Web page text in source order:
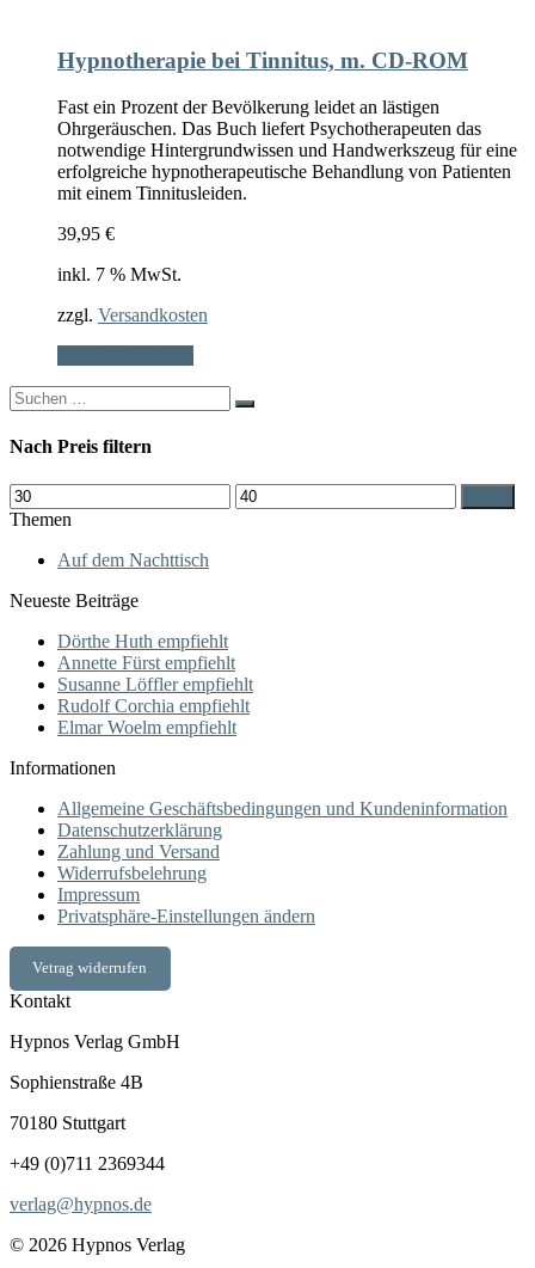
Hypnotherapie bei Tinnitus, m. CD-ROM
Fast ein Prozent der Bevölkerung leidet an lästigen
Ohrgeräuschen. Das Buch liefert Psychotherapeuten das
notwendige Hintergrundwissen und Handwerkszeug für eine
erfolgreiche hypnotherapeutische Behandlung von Patienten
mit einem Tinnitusleiden.
39,95 €
inkl. 7 % MwSt.
zzgl. Versandkosten
Search
for:
Nach Preis filtern
Min.
Preis
Max.
Preis
Themen
Auf dem Nachttisch
Neueste Beiträge
Dörthe Huth empfiehlt
Annette Fürst empfiehlt
Susanne Löffler empfiehlt
Rudolf Corchia empfiehlt
Elmar Woelm empfiehlt
Informationen
Allgemeine Geschäftsbedingungen und Kundeninformation
Datenschutzerklärung
Zahlung und Versand
Widerrufsbelehrung
Impressum
Privatsphäre-Einstellungen ändern
Vetrag widerrufen
Kontakt
Hypnos Verlag GmbH
Sophienstraße 4B
70180 Stuttgart
+49 (0)711 2369344
verlag@hypnos.de
© 2026 Hypnos Verlag